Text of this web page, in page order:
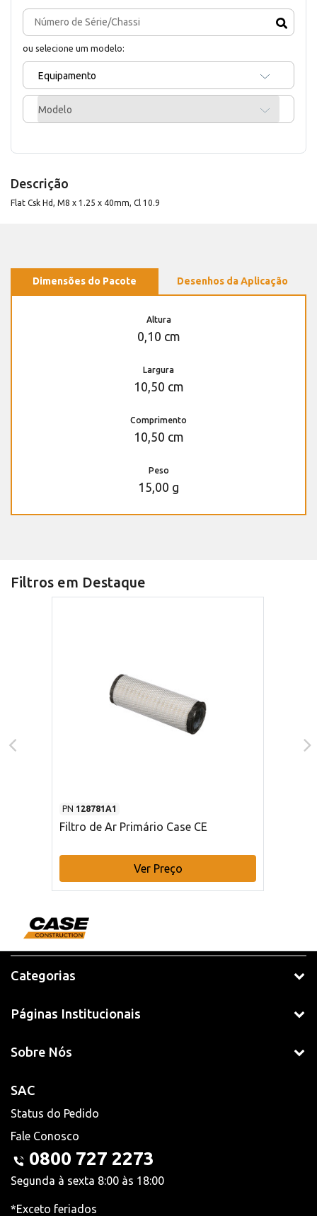
ou selecione um modelo:
Equipamento
Modelo
Descrição
Flat Csk Hd, M8 x 1.25 x 40mm, Cl 10.9
Dimensões do Pacote Desenhos da Aplicação
Altura
0,10 cm
Largura
10,50 cm
Comprimento
10,50 cm
Peso
15,00 g
Filtros em Destaque
PN 128781A1
Filtro de Ar Primário Case CE
Ver Preço
Categorias
Páginas Institucionais
Sobre Nós
SAC
Status do Pedido
Fale Conosco
0800 727 2273
Segunda à sexta 8:00 às 18:00
*Exceto feriados